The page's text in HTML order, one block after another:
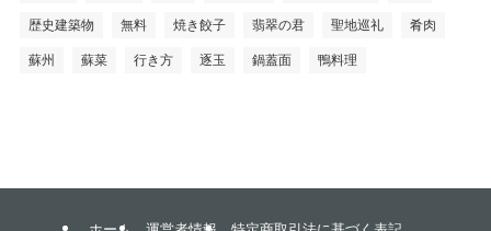
歴史建築物 無料 焼き餃子 翡翠の君 聖地巡礼 肴肉
蘇州 蘇菜 行き方 逐玉 鍋蓋面 鴨料理